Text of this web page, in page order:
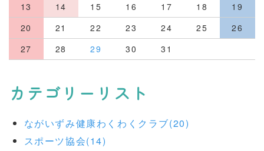
13
14 15 16 17 18
19
20
21 22 23 24 25
26
27
28 29 30 31
カテゴリーリスト
ながいずみ健康わくわくクラブ(20)
スポーツ協会(14)